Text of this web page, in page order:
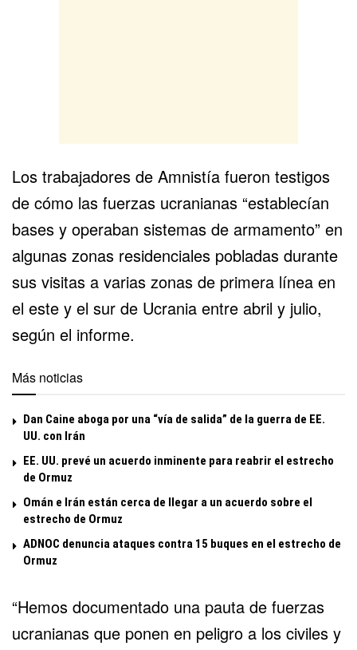
Los trabajadores de Amnistía fueron testigos
de cómo las fuerzas ucranianas “establecían
bases y operaban sistemas de armamento” en
algunas zonas residenciales pobladas durante
sus visitas a varias zonas de primera línea en
el este y el sur de Ucrania entre abril y julio,
según el informe.
Más noticias
Dan Caine aboga por una “vía de salida” de la guerra de EE.
UU. con Irán
EE. UU. prevé un acuerdo inminente para reabrir el estrecho
de Ormuz
Omán e Irán están cerca de llegar a un acuerdo sobre el
estrecho de Ormuz
ADNOC denuncia ataques contra 15 buques en el estrecho de
Ormuz
“Hemos documentado una pauta de fuerzas
ucranianas que ponen en peligro a los civiles y